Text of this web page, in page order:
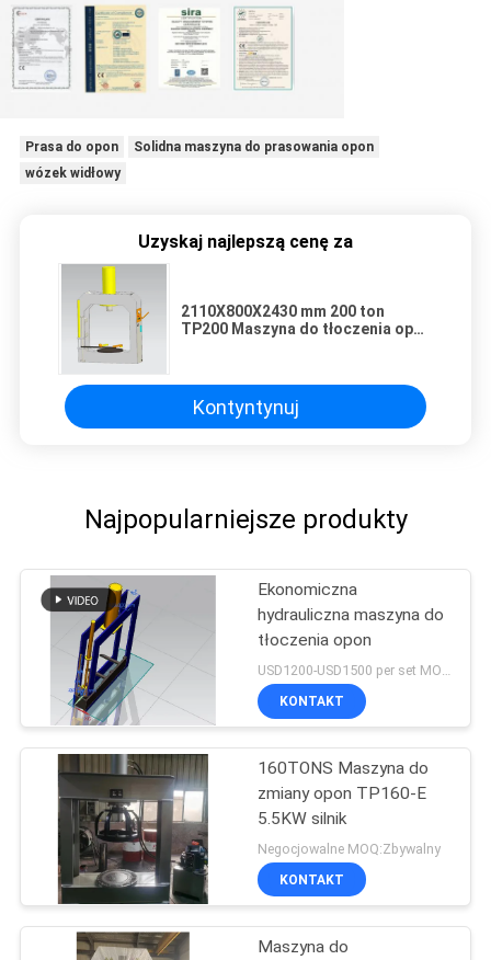
Prasa do opon
Solidna maszyna do prasowania opon
wózek widłowy
Uzyskaj najlepszą cenę za
2110X800X2430 mm 200 ton
TP200 Maszyna do tłoczenia opon
Kontyntynuj
Najpopularniejsze produkty
Ekonomiczna
hydrauliczna maszyna do
tłoczenia opon
KONTAKT
160TONS Maszyna do
zmiany opon TP160-E
5.5KW silnik
Negocjowalne MOQ:Zbywalny
KONTAKT
Maszyna do